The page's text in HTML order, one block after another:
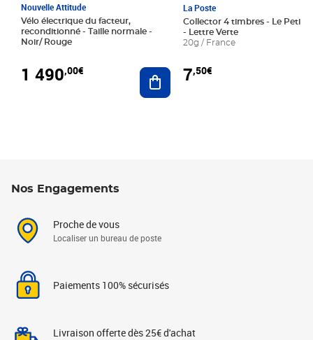
Nouvelle Attitude
Vélo électrique du facteur,
reconditionné - Taille normale -
Noir/ Rouge
1 490,00€ Ajouter au panier
La Poste
Collector 4 timbres - Le Petit
- Lettre Verte
20g / France
7,50€
Nos Engagements
Proche de vous
Localiser un bureau de poste
Paiements 100% sécurisés
Livraison offerte dès 25€ d'achat